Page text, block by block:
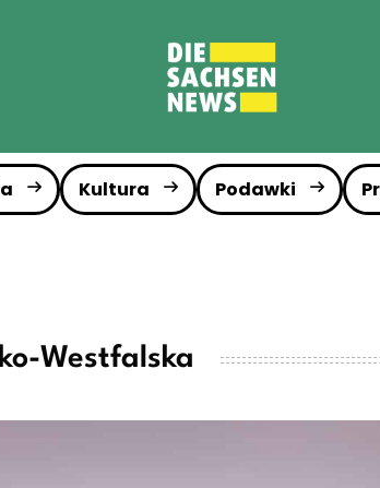
Kultura Podawki
Westfalska